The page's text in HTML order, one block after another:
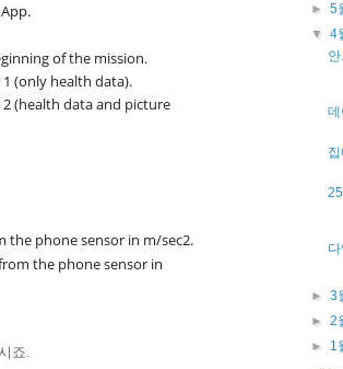
of the mission.
(only health data).
(health data and picture
the phone sensor in m/sec2.
the phone sensor in
죠.
►5
▼4
►3
►2
► 1